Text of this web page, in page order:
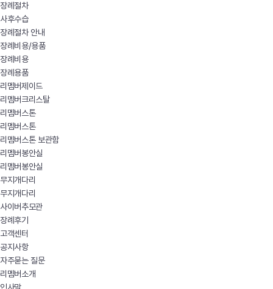
장례절차
사후수습
장례절차 안내
장례비용/용품
장례비용
장례용품
리멤버제이드
리멤버크리스탈
리멤버스톤
리멤버스톤
리멤버스톤 보관함
리멤버봉안실
리멤버봉안실
무지개다리
무지개다리
사이버추모관
장례후기
고객센터
공지사항
자주묻는 질문
리멤버소개